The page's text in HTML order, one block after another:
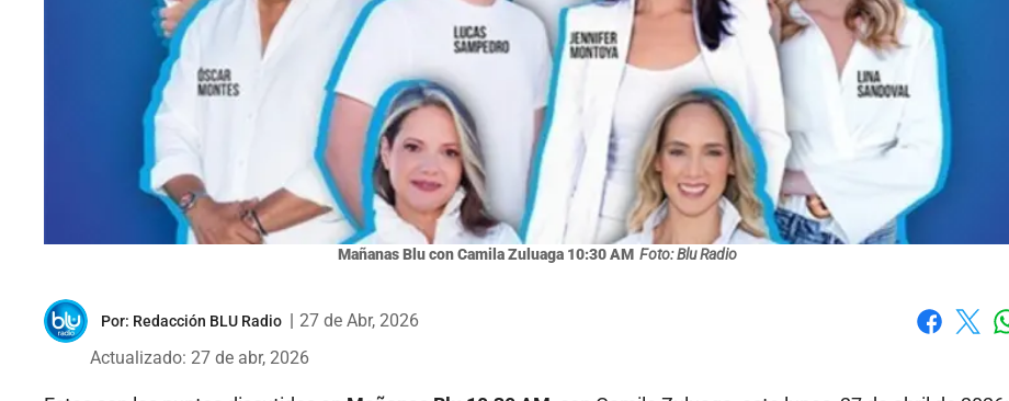
Mañanas Blu con Camila Zuluaga 10:30 AM Foto: Blu Radio
Por: Redacción BLU Radio
27 de Abr, 2026
Actualizado: 27 de abr, 2026